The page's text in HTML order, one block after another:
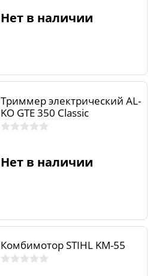
Нет в наличии
Триммер электрический AL-
KO GTE 350 Classic
Нет в наличии
Комбимотор STIHL KM-55